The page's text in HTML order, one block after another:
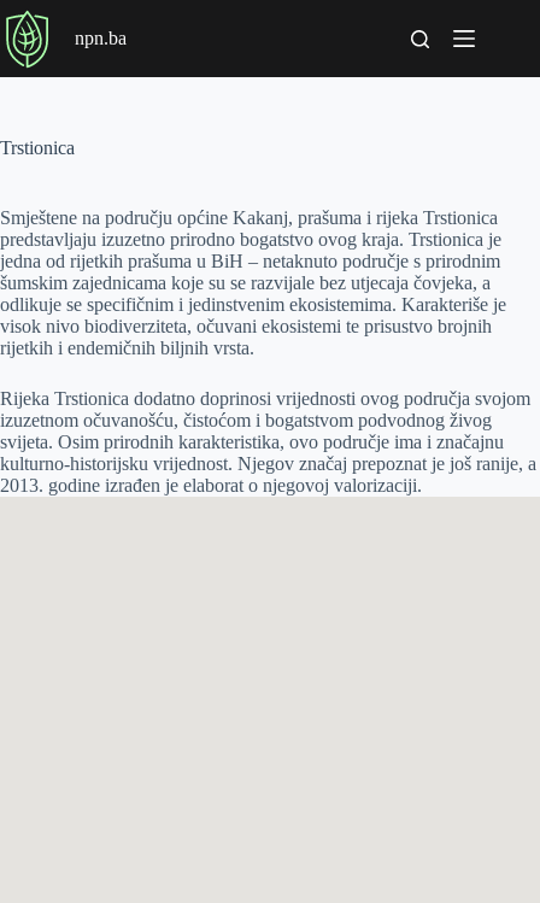
P
r
e
č
a
s
a
d
r
ž
a
npn.ba
Trstionica
Smještene na području općine Kakanj, prašuma i rijeka Trstionica
predstavljaju izuzetno prirodno bogatstvo ovog kraja. Trstionica je
jedna od rijetkih prašuma u BiH – netaknuto područje s prirodnim
šumskim zajednicama koje su se razvijale bez utjecaja čovjeka, a
odlikuje se specifičnim i jedinstvenim ekosistemima. Karakteriše je
visok nivo biodiverziteta, očuvani ekosistemi te prisustvo brojnih
rijetkih i endemičnih biljnih vrsta.
Rijeka Trstionica dodatno doprinosi vrijednosti ovog područja svojom
izuzetnom očuvanošću, čistoćom i bogatstvom podvodnog živog
svijeta. Osim prirodnih karakteristika, ovo područje ima i značajnu
kulturno-historijsku vrijednost. Njegov značaj prepoznat je još ranije, a
2013. godine izrađen je elaborat o njegovoj valorizaciji.